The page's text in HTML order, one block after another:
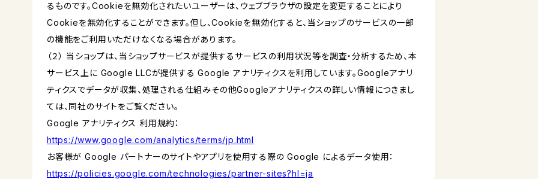
るものです。Cookieを無効化されたいユーザーは、ウェブブラウザの設定を変更することにより
Cookieを無効化することができます。但し、Cookieを無効化すると、当ショップのサービスの一部
の機能をご利用いただけなくなる場合があります。
（２） 当ショップは、当ショップサービスが提供するサービスの利用状況等を調査・分析するため、本
サービス上に Google LLCが提供する Google アナリティクスを利用しています。Googleアナリ
ティクスでデータが収集、処理される仕組みその他Googleアナリティクスの詳しい情報につきまし
ては、同社のサイトをご覧ください。
Google アナリティクス 利用規約：
https://www.google.com/analytics/terms/jp.html
お客様が Google パートナーのサイトやアプリを使用する際の Google によるデータ使用：
https://policies.google.com/technologies/partner-sites?hl=ja